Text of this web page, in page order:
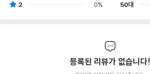
2
0%
50대
등록된 리뷰가 없습니다!